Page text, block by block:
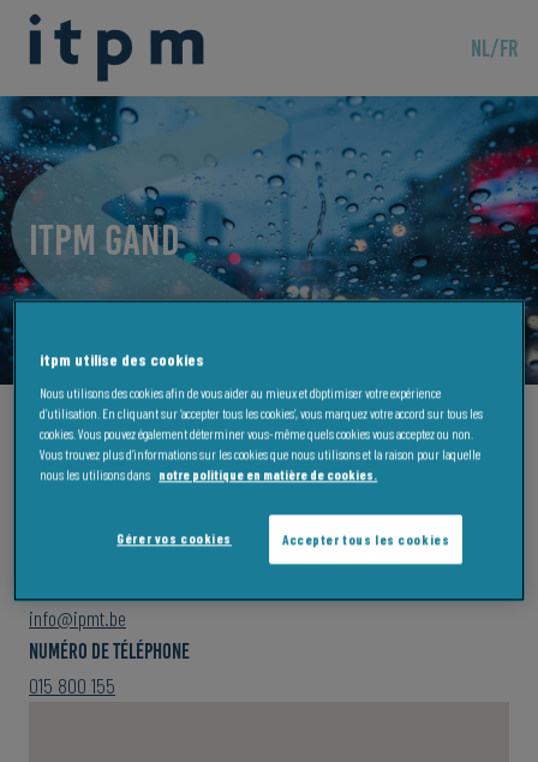
NL/FR
ITPM Gand
Adresse
Ascento / ITPM
9051 Sint-Denijs-Westrem
info@ipmt.be
numéro de téléphone
015 800 155
itpm utilise des cookies
Nous utilisons des cookies afin de vous aider au mieux et d’optimiser votre expérience
d’utilisation. En cliquant sur ‘accepter tous les cookies’, vous marquez votre accord sur tous les
cookies. Vous pouvez également déterminer vous-même quels cookies vous acceptez ou non.
Vous trouvez plus d’informations sur les cookies que nous utilisons et la raison pour laquelle
nous les utilisons dans
notre politique en matière de cookies.
Accepter tous les cookies
Gérer vos cookies